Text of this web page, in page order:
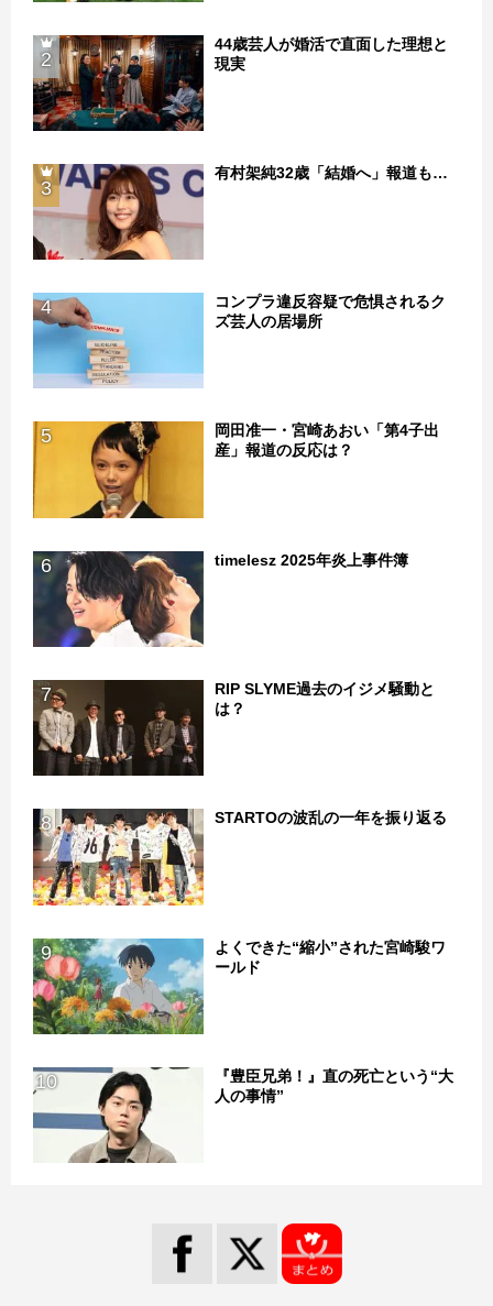
2
44歳芸人が婚活で直面した理想と
現実
3
有村架純32歳「結婚へ」報道も…
4
コンプラ違反容疑で危惧されるク
ズ芸人の居場所
5
岡田准一・宮崎あおい「第4子出
産」報道の反応は？
6 timelesz 2025年炎上事件簿
7
RIP SLYME過去のイジメ騒動と
は？
8 STARTOの波乱の一年を振り返る
9
よくできた“縮小”された宮崎駿ワ
ールド
10
『豊臣兄弟！』直の死亡という“大
人の事情”